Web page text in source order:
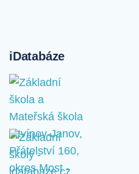
iDatabáze